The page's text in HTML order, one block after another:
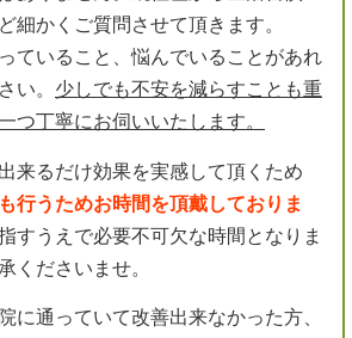
細かくご質問させて頂きます。
ていること、悩んでいることがあれ
い。 少しでも不安を減らすことも重
つ丁寧にお伺いいたします。
来るだけ効果を実感して頂くため
行うためお時間を頂戴しておりま
すうえで必要不可欠な時間となりま
くださいませ。
に通っていて改善出来なかった方、